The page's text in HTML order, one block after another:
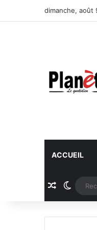
dimanche, août
ACCUEIL
Article